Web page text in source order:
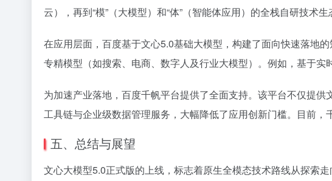
云），再到“模”（大模型）和“体”（智能体应用）的全栈自研技术生
在应用层面，百度基于文心5.0基础大模型，构建了面向快速落地
专精模型（如搜索、电商、数字人及行业大模型）。例如，基于实
为加速产业落地，百度千帆平台提供了全面支持。该平台不仅提
工具链与企业级数据管理服务，大幅降低了应用创新门槛。目前，
五、总结与展望
文心大模型5.0正式版的上线，标志着原生全模态技术路线从探索